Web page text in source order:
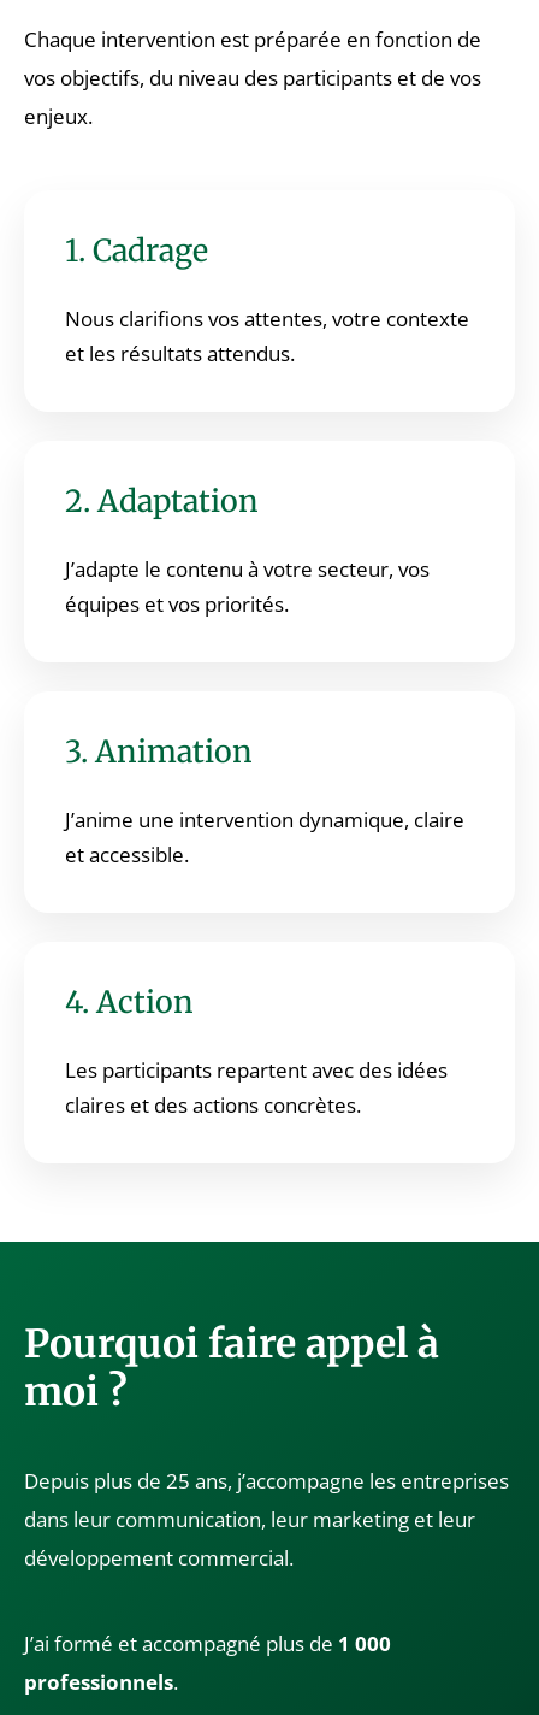
Chaque intervention est préparée en fonction de
vos objectifs, du niveau des participants et de vos
enjeux.
1. Cadrage
Nous clarifions vos attentes, votre contexte
et les résultats attendus.
2. Adaptation
J’adapte le contenu à votre secteur, vos
équipes et vos priorités.
3. Animation
J’anime une intervention dynamique, claire
et accessible.
4. Action
Les participants repartent avec des idées
claires et des actions concrètes.
Pourquoi faire appel à
moi ?
Depuis plus de 25 ans, j’accompagne les entreprises
dans leur communication, leur marketing et leur
développement commercial.
J’ai formé et accompagné plus de 1 000
professionnels.